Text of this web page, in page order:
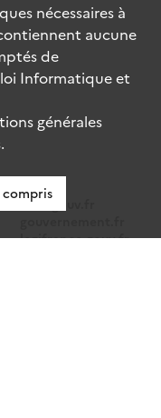
data.gouv.fr
legifrance.gouv.fr
nécessaires à
aucune
de
Informatique et
générales
compris